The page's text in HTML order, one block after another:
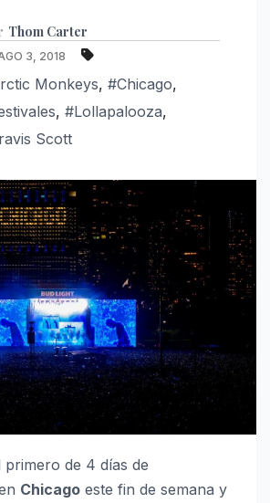
Thom Carter
3, 2018
Monkeys, #Chicago,
, #Lollapalooza,
Scott
de 4 días de
Chicago este fin de semana y